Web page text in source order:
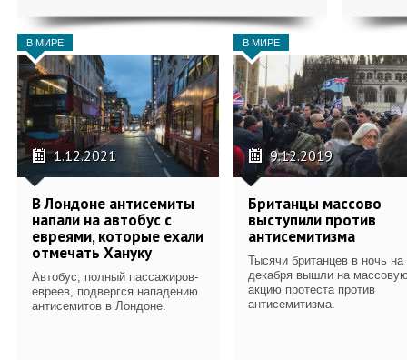
В МИРЕ
1.12.2021
В Лондоне антисемиты
напали на автобус с
евреями, которые ехали
отмечать Хануку
Автобус, полный пассажиров-
евреев, подвергся нападению
антисемитов в Лондоне.
В МИРЕ
9.12.2019
Британцы массово
выступили против
антисемитизма
Тысячи британцев в ночь на
декабря вышли на
акцию протеста против
антисемитизма.